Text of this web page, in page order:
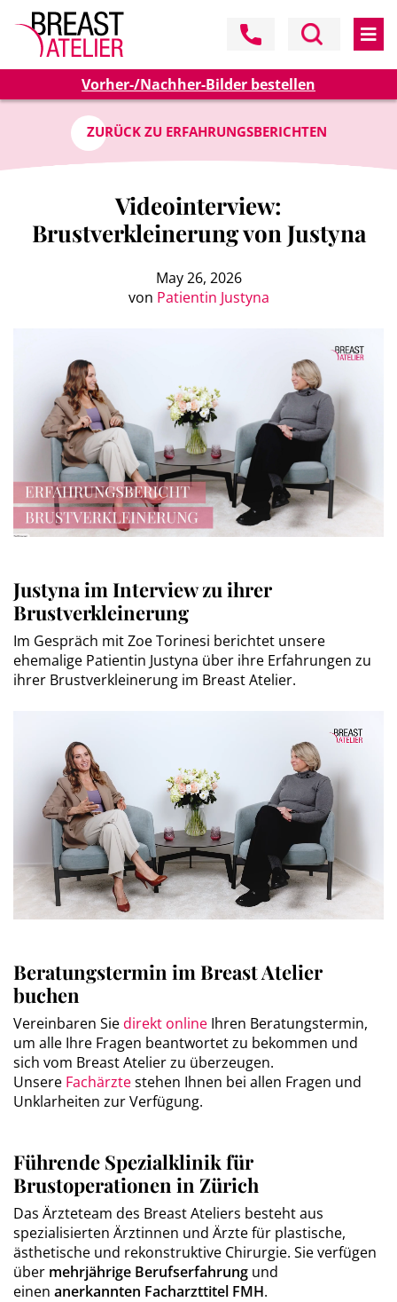
Vorher-/Nachher-Bilder bestellen
ZURÜCK ZU ERFAHRUNGSBERICHTEN
Videointerview:
Brustverkleinerung von Justyna
May 26, 2026
von Patientin Justyna
Justyna im Interview zu ihrer
Brustverkleinerung
Im Gespräch mit Zoe Torinesi berichtet unsere
ehemalige Patientin Justyna über ihre Erfahrungen zu
ihrer Brustverkleinerung im Breast Atelier.
0
minutes,
16
seconds
Beratungstermin im Breast Atelier
buchen
Vereinbaren Siedirekt online Ihren Beratungstermin,
um alle Ihre Fragen beantwortet zu bekommen und
sich vom Breast Atelier zu überzeugen.
Unsere Fachärztestehen Ihnen bei allen Fragen und
Unklarheiten zur Verfügung.
Führende Spezialklinik für
Brustoperationen in Zürich
Das Ärzteteam des Breast Ateliers besteht aus
spezialisierten Ärztinnen und Ärzte für plastische,
ästhetische und rekonstruktive Chirurgie. Sie verfügen
über mehrjährige Berufserfahrung und
einen anerkannten Facharzttitel FMH.